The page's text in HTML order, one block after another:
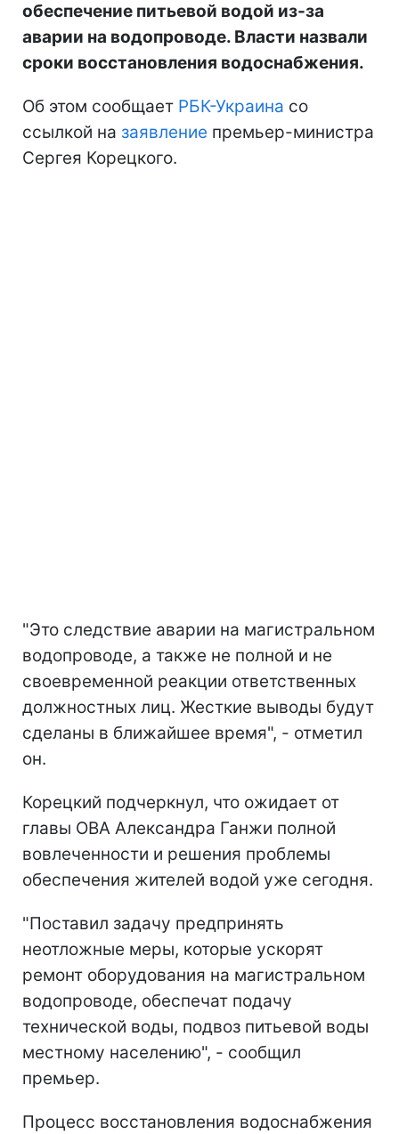
обеспечение питьевой водой из-за
аварии на водопроводе. Власти назвали
сроки восстановления водоснабжения.
Об этом сообщает РБК-Украина со
ссылкой на заявление премьер-министра
Сергея Корецкого.
"Это следствие аварии на магистральном
водопроводе, а также не полной и не
своевременной реакции ответственных
должностных лиц. Жесткие выводы будут
сделаны в ближайшее время", - отметил
он.
Корецкий подчеркнул, что ожидает от
главы ОВА Александра Ганжи полной
вовлеченности и решения проблемы
обеспечения жителей водой уже сегодня.
"Поставил задачу предпринять
неотложные меры, которые ускорят
ремонт оборудования на магистральном
водопроводе, обеспечат подачу
технической воды, подвоз питьевой воды
местному населению", - сообщил
премьер.
Процесс восстановления водоснабжения